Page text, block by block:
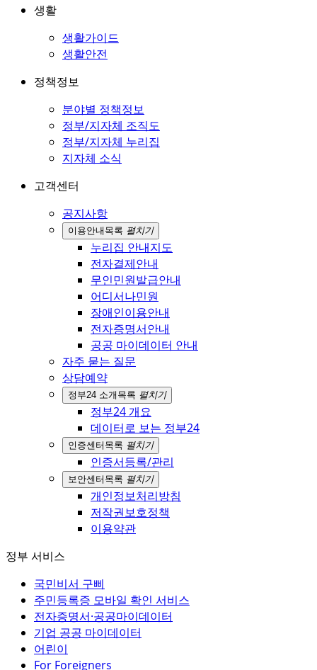
생활
생활가이드
생활안전
정책정보
분야별 정책정보
정부/지자체 조직도
정부/지자체 누리집
지자체 소식
고객센터
공지사항
이용안내 목록 펼치기
누리집 안내지도
전자결제안내
무인민원발급안내
어디서나민원
장애인이용안내
전자증명서안내
공공 마이데이터 안내
자주 묻는 질문
상담예약
정부24 소개 목록 펼치기
정부24 개요
데이터로 보는 정부24
인증센터 목록 펼치기
인증서등록/관리
보안센터 목록 펼치기
개인정보처리방침
저작권보호정책
이용약관
정부 서비스
국민비서 구삐
주민등록증 모바일 확인 서비스
전자증명서·공공마이데이터
기업 공공 마이데이터
어린이
For Foreigners